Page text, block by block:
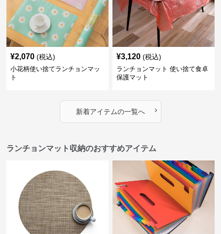
¥2,070 (税込)
小花柄使い捨てランチョンマッ
ト
¥3,120 (税込)
ランチョンマット 使い捨て食卓
保護マット
新着アイテムの一覧へ ›
ランチョンマット収納のおすすめアイテム